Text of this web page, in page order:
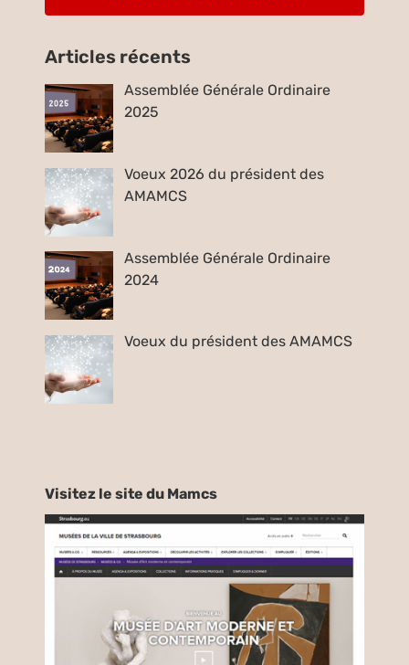
Articles récents
Assemblée Générale Ordinaire
2025
Voeux 2026 du président des
AMAMCS
Assemblée Générale Ordinaire
2024
Voeux du président des AMAMCS
Visitez le site du Mamcs